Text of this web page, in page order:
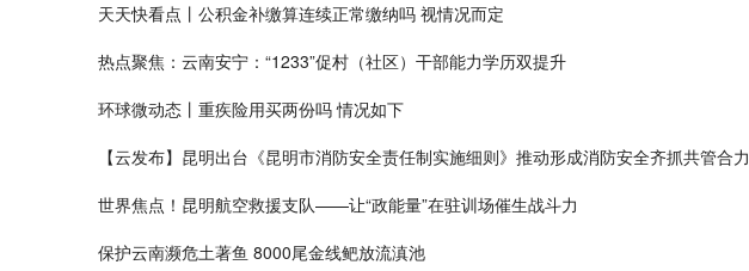
天天快看点丨公积金补缴算连续正常缴纳吗 视情况而定
热点聚焦：云南安宁：“1233”促村（社区）干部能力学历双提升
环球微动态丨重疾险用买两份吗 情况如下
【云发布】昆明出台《昆明市消防安全责任制实施细则》推动形成消防安全齐抓共管合力
世界焦点！昆明航空救援支队——让“政能量”在驻训场催生战斗力
保护云南濒危土著鱼 8000尾金线鲃放流滇池